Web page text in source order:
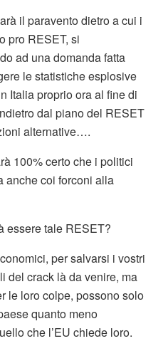
il paravento dietro a cui i
pro RESET, si
ad una domanda fatta
le statistiche esplosive
Italia proprio ora al fine di
dal piano del RESET
alternative….
100% certo che i politici
anche coi forconi alla
essere tale RESET?
per salvarsi i vostri
del crack là da venire, ma
le loro colpe, possono solo
quanto meno
che l’EU chiede loro.